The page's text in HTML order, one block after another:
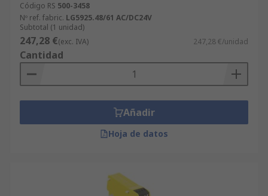
Código RS 500-3458
Nº ref. fabric. LG5925.48/61 AC/DC24V
Subtotal (1 unidad)
247,28 €(exc. IVA) 247,28 €/unidad
Cantidad
Añadir
Hoja de datos